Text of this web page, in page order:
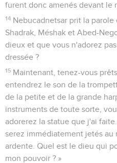
furent donc amenés devant le
14 Nebucadnetsar prit la parole
Shadrak, Méshak et Abed-
dieux et que vous n'adorez
dressée ?
15 Maintenant, tenez-vous
entendrez le son de la
de la petite et de la grande
instruments de toute sorte,
adorerez la statue que j'ai
serez immédiatement jetés au
ardente. Quel est le dieu qui
mon pouvoir ? »